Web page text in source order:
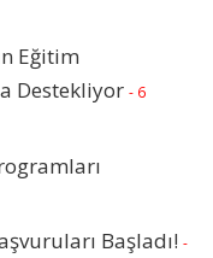
Eğitim
Destekliyor - 6
Başladı! -